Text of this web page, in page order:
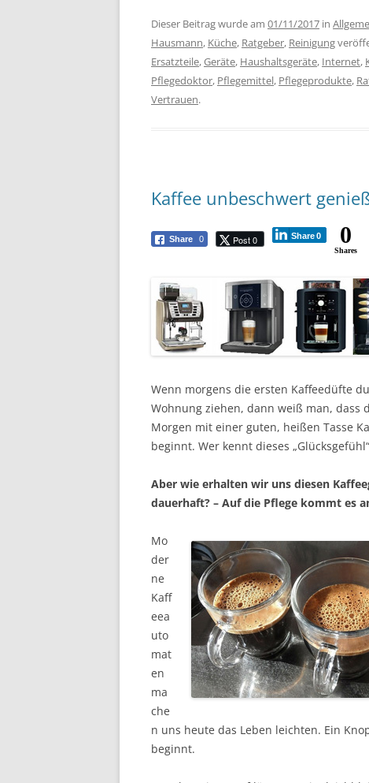
Dieser Beitrag wurde am 01/11/2017 in
Hausmann, Küche, Ratgeber, Reinigung
Ersatzteile,Geräte, Haushaltsgeräte, Internet,
Pflegedoktor, Pflegemittel, Pflegeprodukte,
Vertrauen.
Kaffee unbeschwert
Share 0 Post 0 Share0 0
Shares
Wenn morgens die ersten Kaffeedüfte
Wohnung ziehen, dann weiß man, dass
Morgen mit einer guten, heißen Tasse
beginnt. Wer kennt dieses
Aber wie erhalten wir uns diesen
dauerhaft? – Auf die Pflege kommt es
Mo
der
ne
Kaff
eea
uto
mat
en
ma
che
n uns heute das Leben leichten. Ein
beginnt.